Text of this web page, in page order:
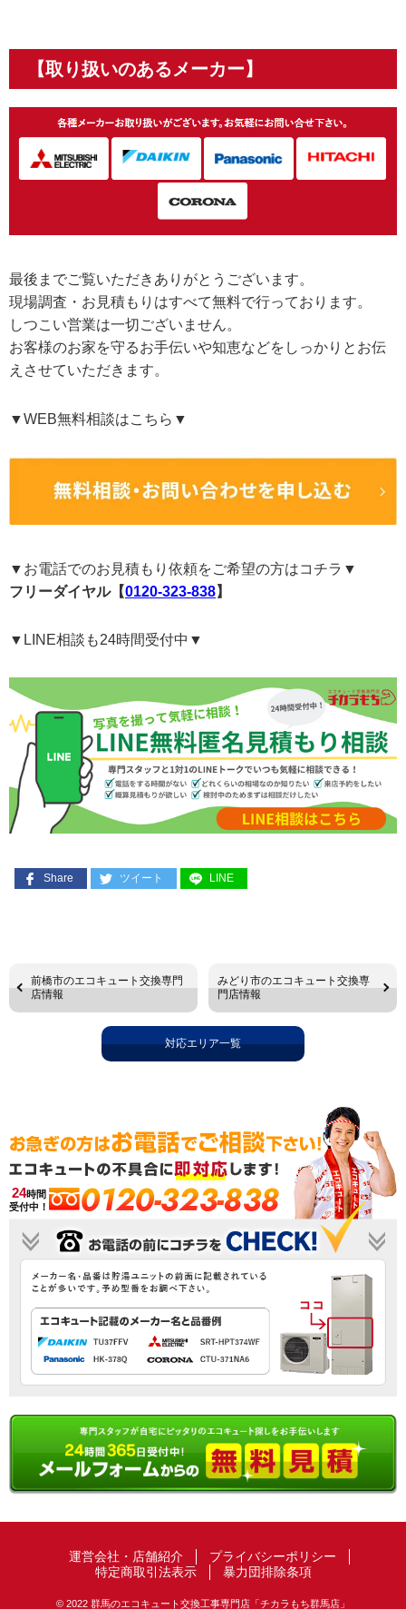
【取り扱いのあるメーカー】
最後までご覧いただきありがとうございます。
現場調査・お見積もりはすべて無料で行っております。
しつこい営業は一切ございません。
お客様のお家を守るお手伝いや知恵などをしっかりとお伝
えさせていただきます。
▼WEB無料相談はこちら▼
▼お電話でのお見積もり依頼をご希望の方はコチラ▼
フリーダイヤル【0120-323-838】
▼LINE相談も24時間受付中▼
Share ツイート LINE
前橋市のエコキュート交換専門
店情報
みどり市のエコキュート交換専
門店情報
対応エリア一覧
24時間
受付中！
0120-323-838
運営会社・店舗紹介
プライバシーポリシー
特定商取引法表示
暴力団排除条項
© 2022 群馬のエコキュート交換工事専門店「チカラもち群馬店」